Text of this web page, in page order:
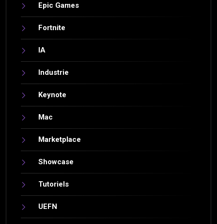
Epic Games
Fortnite
IA
Industrie
Keynote
Mac
Marketplace
Showcase
Tutoriels
UEFN